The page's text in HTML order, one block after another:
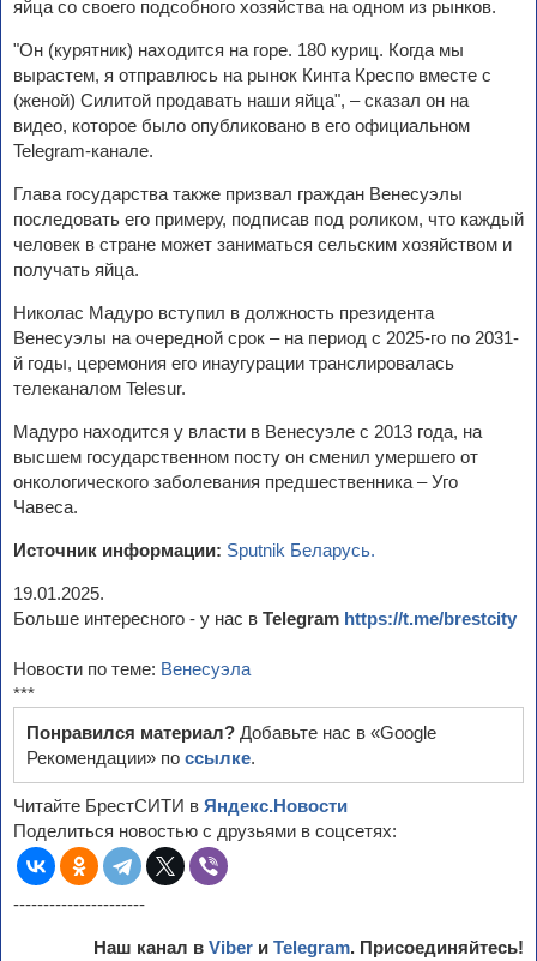
яйца со своего подсобного хозяйства на одном из рынков.
"Он (курятник) находится на горе. 180 куриц. Когда мы
вырастем, я отправлюсь на рынок Кинта Креспо вместе с
(женой) Силитой продавать наши яйца", – сказал он на
видео, которое было опубликовано в его официальном
Telegram-канале.
Глава государства также призвал граждан Венесуэлы
последовать его примеру, подписав под роликом, что каждый
человек в стране может заниматься сельским хозяйством и
получать яйца.
Николас Мадуро вступил в должность президента
Венесуэлы на очередной срок – на период с 2025-го по 2031-
й годы, церемония его инаугурации транслировалась
телеканалом Telesur.
Мадуро находится у власти в Венесуэле с 2013 года, на
высшем государственном посту он сменил умершего от
онкологического заболевания предшественника – Уго
Чавеса.
Источник информации: Sputnik Беларусь.
19.01.2025.
Больше интересного - у нас в Telegram https://t.me/brestcity
Новости по теме: Венесуэла
***
Понравился материал? Добавьте нас в «Google
Рекомендации» по ссылке.
Читайте БрестСИТИ в Яндекс.Новости
Поделиться новостью с друзьями в соцсетях:
----------------------
Наш канал в Viber и Telegram. Присоединяйтесь!